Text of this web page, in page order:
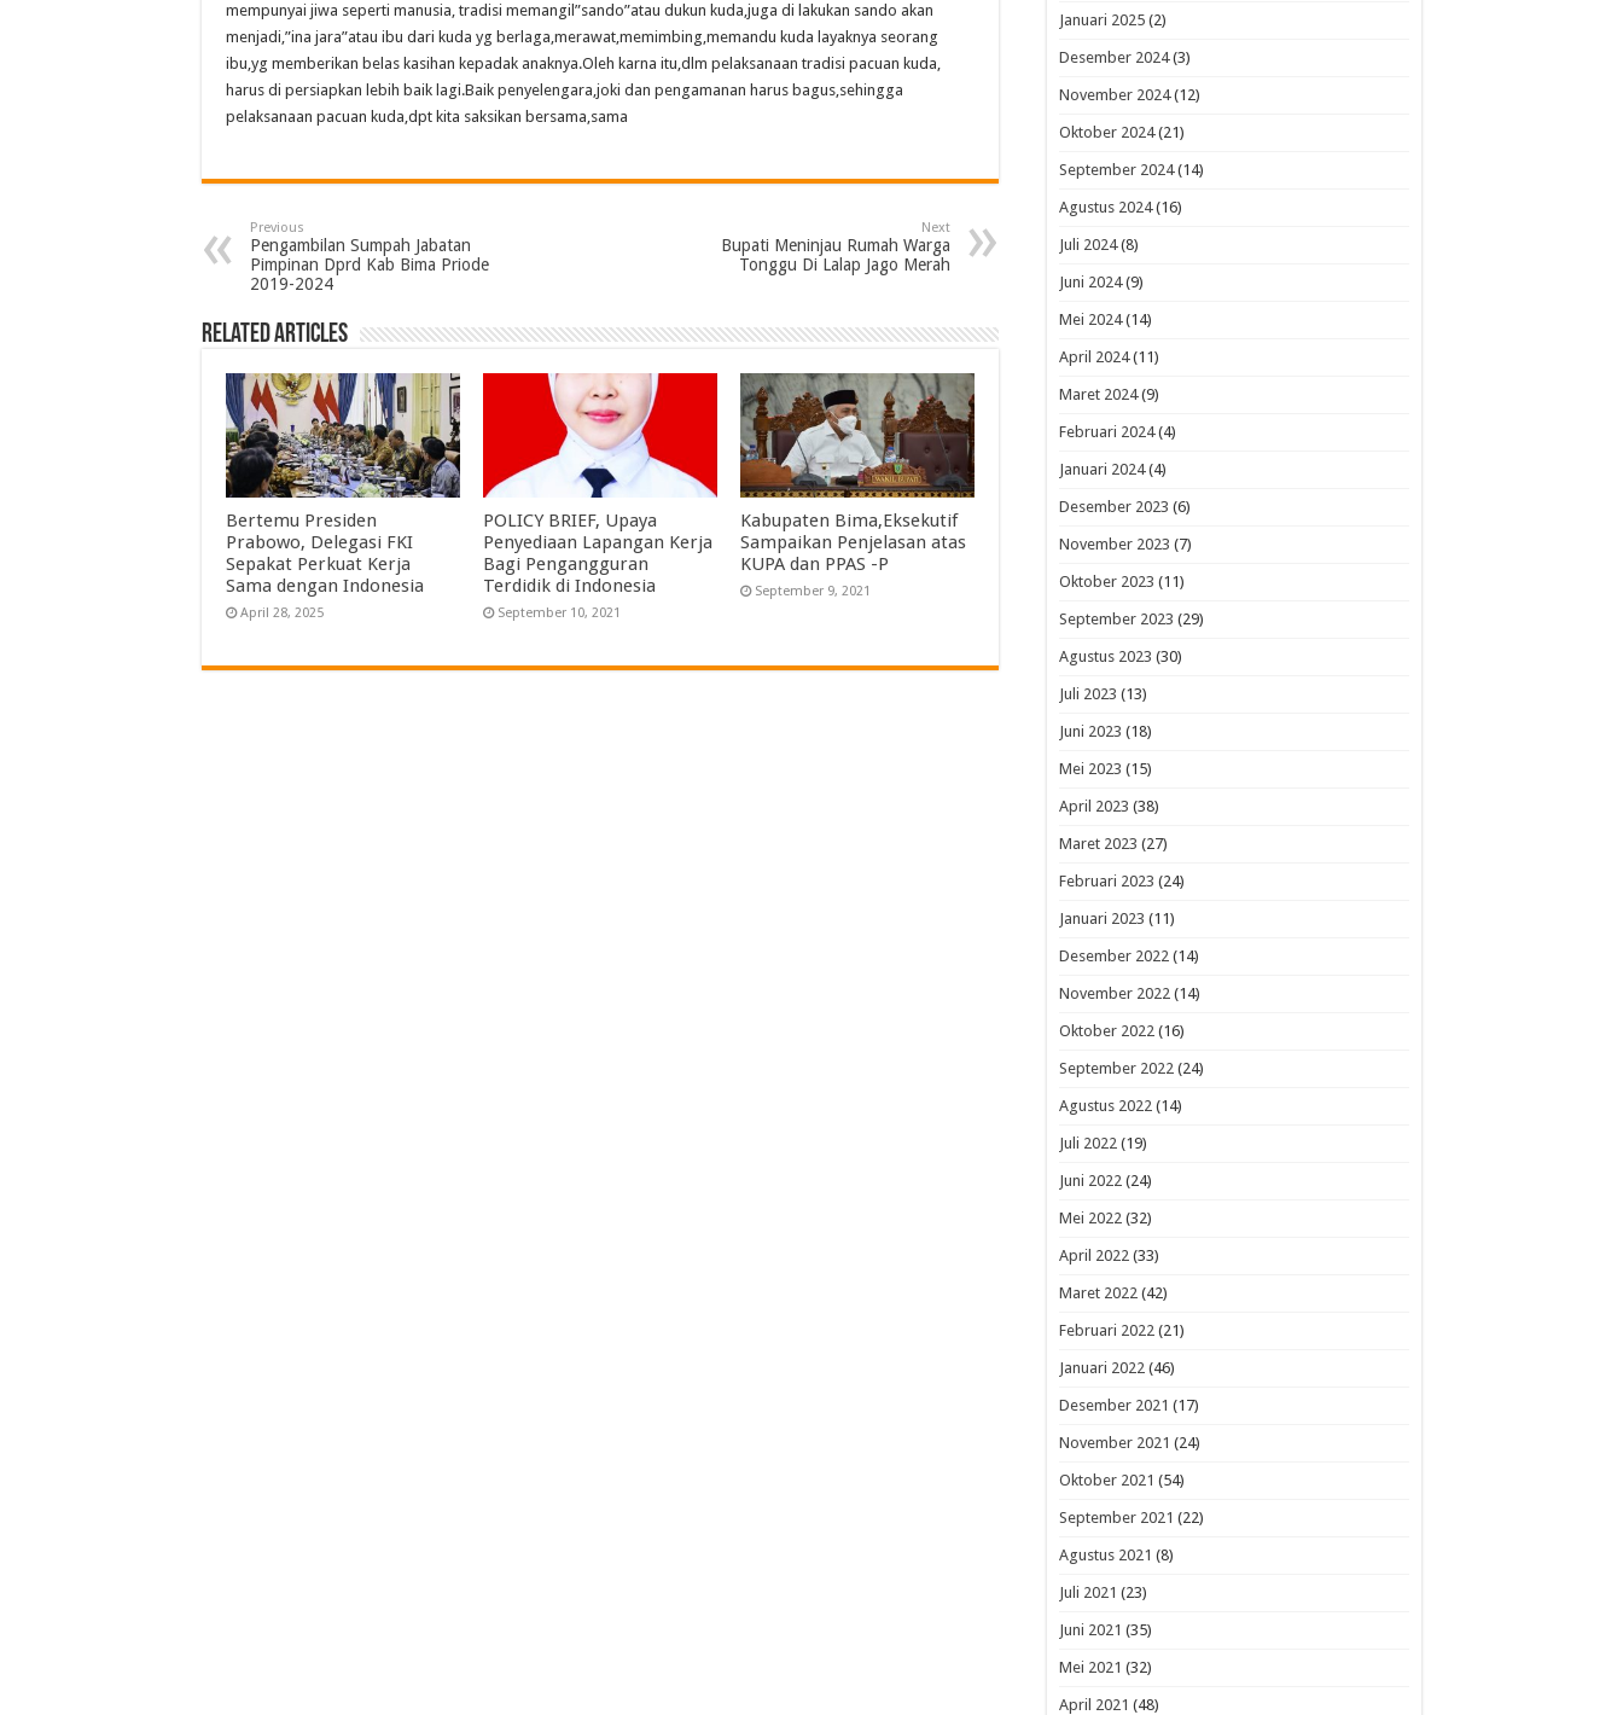
mempunyai jiwa seperti manusia, tradisi memangil”sando”atau dukun kuda,juga di lakukan sando akan
menjadi,”ina jara”atau ibu dari kuda yg berlaga,merawat,memimbing,memandu kuda layaknya seorang
ibu,yg memberikan belas kasihan kepadak anaknya.Oleh karna itu,dlm pelaksanaan tradisi pacuan kuda,
harus di persiapkan lebih baik lagi.Baik penyelengara,joki dan pengamanan harus bagus,sehingga
pelaksanaan pacuan kuda,dpt kita saksikan bersama,sama
Previous
Pengambilan Sumpah Jabatan
Pimpinan Dprd Kab Bima Priode
2019-2024
Next
Bupati Meninjau Rumah Warga
Tonggu Di Lalap Jago Merah
Related Articles
Bertemu Presiden
Prabowo, Delegasi FKI
Sepakat Perkuat Kerja
Sama dengan Indonesia
April 28, 2025
POLICY BRIEF, Upaya
Penyediaan Lapangan Kerja
Bagi Pengangguran
Terdidik di Indonesia
September 10, 2021
Kabupaten Bima,Eksekutif
Sampaikan Penjelasan atas
KUPA dan PPAS -P
September 9, 2021
Januari 2025 (2)
Desember 2024(3)
November 2024(12)
Oktober 2024(21)
September 2024(14)
Agustus 2024(16)
Juli 2024(8)
Juni 2024(9)
Mei 2024(14)
April 2024(11)
Maret 2024(9)
Februari 2024(4)
Januari 2024(4)
Desember 2023 (6)
November 2023 (7)
Oktober 2023 (11)
September 2023 (29)
Agustus 2023 (30)
Juli 2023 (13)
Juni 2023 (18)
Mei 2023 (15)
April 2023 (38)
Maret 2023 (27)
Februari 2023 (24)
Januari 2023 (11)
Desember 2022 (14)
November 2022 (14)
Oktober 2022 (16)
September 2022 (24)
Agustus 2022 (14)
Juli 2022 (19)
Juni 2022 (24)
Mei 2022 (32)
April 2022 (33)
Maret 2022 (42)
Februari 2022 (21)
Januari 2022 (46)
Desember 2021 (17)
November 2021 (24)
Oktober 2021 (54)
September 2021 (22)
Agustus 2021 (8)
Juli 2021 (23)
Juni 2021 (35)
Mei 2021 (32)
April 2021 (48)